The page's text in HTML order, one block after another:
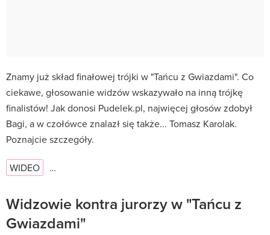
Znamy już skład finałowej trójki w "Tańcu z Gwiazdami". Co
ciekawe, głosowanie widzów wskazywało na inną trójkę
finalistów! Jak donosi Pudelek.pl, najwięcej głosów zdobył
Bagi, a w czołówce znalazł się także... Tomasz Karolak.
Poznajcie szczegóły.
WIDEO …
Widzowie kontra jurorzy w "Tańcu z
Gwiazdami"